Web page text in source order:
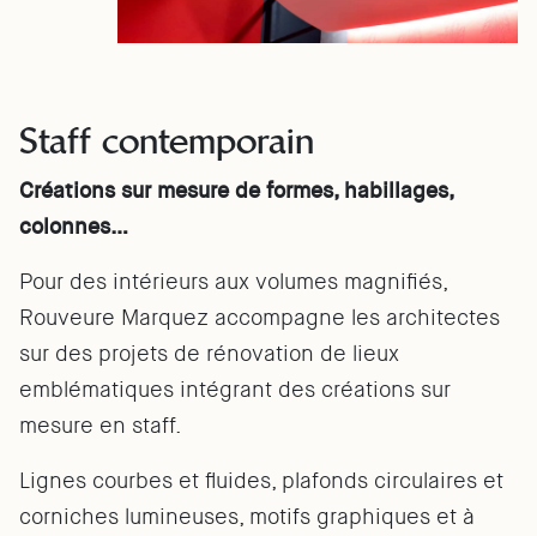
Staff contemporain
Créations sur mesure de formes, habillages,
colonnes…
Pour des intérieurs aux volumes magnifiés,
Rouveure Marquez accompagne les architectes
sur des projets de rénovation de lieux
emblématiques intégrant des créations sur
mesure en staff.
Lignes courbes et fluides, plafonds circulaires et
corniches lumineuses, motifs graphiques et à